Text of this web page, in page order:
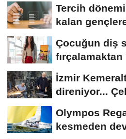
Tercih
kalan
Çocuğun diş
İzmir
direniyor...
Olympos
kesmeden